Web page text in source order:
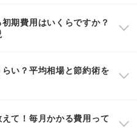
期費用はいくらですか？
い？平均相場と節約術を
て！毎月かかる費用って